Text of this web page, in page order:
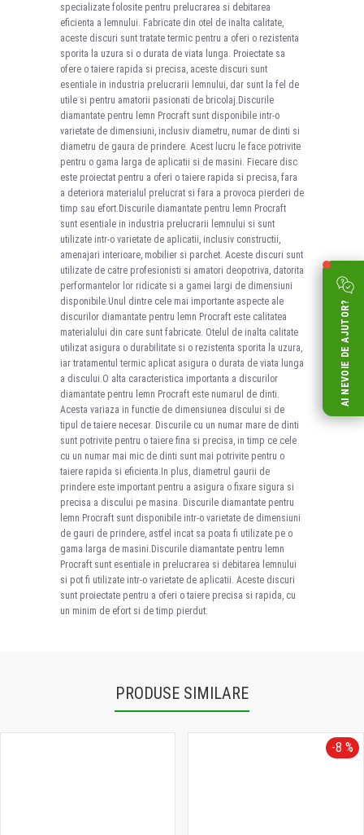
specializate folosite pentru prelucrarea si debitarea
eficienta a lemnului. Fabricate din otel de inalta calitate,
aceste discuri sunt tratate termic pentru a oferi o rezistenta
sporita la uzura si o durata de viata lunga. Proiectate sa
ofere o taiere rapida si precisa, aceste discuri sunt
esentiale in industria prelucrarii lemnului, dar sunt la fel de
utile si pentru amatorii pasionati de bricolaj.Discurile
diamantate pentru lemn Procraft sunt disponibile intr-o
varietate de dimensiuni, inclusiv diametru, numar de dinti si
diametru de gaura de prindere. Acest lucru le face potrivite
pentru o gama larga de aplicatii si de masini. Fiecare disc
este proiectat pentru a oferi o taiere rapida si precisa, fara
a deteriora materialul prelucrat si fara a provoca pierderi de
timp sau efort.Discurile diamantate pentru lemn Procraft
sunt esentiale in industria prelucrarii lemnului si sunt
utilizate intr-o varietate de aplicatii, inclusiv constructii,
amenajari interioare, mobilier si parchet. Aceste discuri sunt
utilizate de catre profesionisti si amatori deopotriva, datorita
performantelor lor ridicate si a gamei largi de dimensiuni
disponibile.Unul dintre cele mai importante aspecte ale
discurilor diamantate pentru lemn Procraft este calitatea
materialului din care sunt fabricate. Otelul de inalta calitate
utilizat asigura o durabilitate si o rezistenta sporita la uzura,
iar tratamentul termic aplicat asigura o durata de viata lunga
a discului.O alta caracteristica importanta a discurilor
diamantate pentru lemn Procraft este numarul de dinti.
Acesta variaza in functie de dimensiunea discului si de
tipul de taiere necesar. Discurile cu un numar mare de dinti
sunt potrivite pentru o taiere fina si precisa, in timp ce cele
cu un numar mai mic de dinti sunt mai potrivite pentru o
taiere rapida si eficienta.In plus, diametrul gaurii de
prindere este important pentru a asigura o fixare sigura si
precisa a discului pe masina. Discurile diamantate pentru
lemn Procraft sunt disponibile intr-o varietate de dimensiuni
de gauri de prindere, astfel incat sa poata fi utilizate pe o
gama larga de masini.Discurile diamantate pentru lemn
Procraft sunt esentiale in prelucrarea si debitarea lemnului
si pot fi utilizate intr-o varietate de aplicatii. Aceste discuri
sunt proiectate pentru a oferi o taiere precisa si rapida, cu
un minim de efort si de timp pierdut.
PRODUSE SIMILARE
-8 %
AI NEVOIE DE AJUTOR?